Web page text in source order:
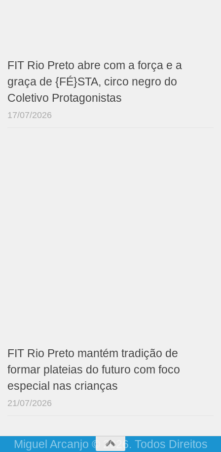
FIT Rio Preto abre com a força e a
graça de {FÉ}STA, circo negro do
Coletivo Protagonistas
17/07/2026
FIT Rio Preto mantém tradição de
formar plateias do futuro com foco
especial nas crianças
21/07/2026
Miguel Arcanjo © 2026. Todos Direitos